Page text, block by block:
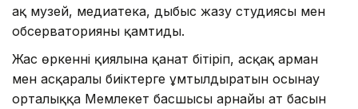
ақ музей, медиатека, дыбыс жазу студиясы мен
обсерваторияны қамтиды.
Жас өркеннің қиялына қанат бітіріп, асқақ арман
мен асқаралы биіктерге ұмтылдыратын осынау
орталыққа Мемлекет басшысы арнайы ат басын